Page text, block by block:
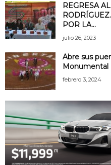
REGRESA
POR LA...
julio 26, 2023
Abre sus
Monumental
febrero 3, 2024